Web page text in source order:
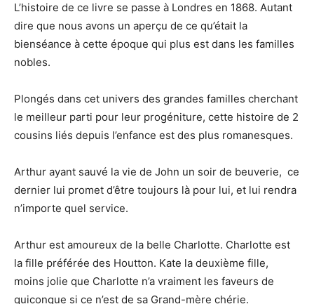
L’histoire de ce livre se passe à Londres en 1868. Autant
dire que nous avons un aperçu de ce qu’était la
bienséance à cette époque qui plus est dans les familles
nobles.
Plongés dans cet univers des grandes familles cherchant
le meilleur parti pour leur progéniture, cette histoire de 2
cousins liés depuis l’enfance est des plus romanesques.
Arthur ayant sauvé la vie de John un soir de beuverie, ce
dernier lui promet d’être toujours là pour lui, et lui rendra
n’importe quel service.
Arthur est amoureux de la belle Charlotte. Charlotte est
la fille préférée des Houtton. Kate la deuxième fille,
moins jolie que Charlotte n’a vraiment les faveurs de
quiconque si ce n’est de sa Grand-mère chérie.